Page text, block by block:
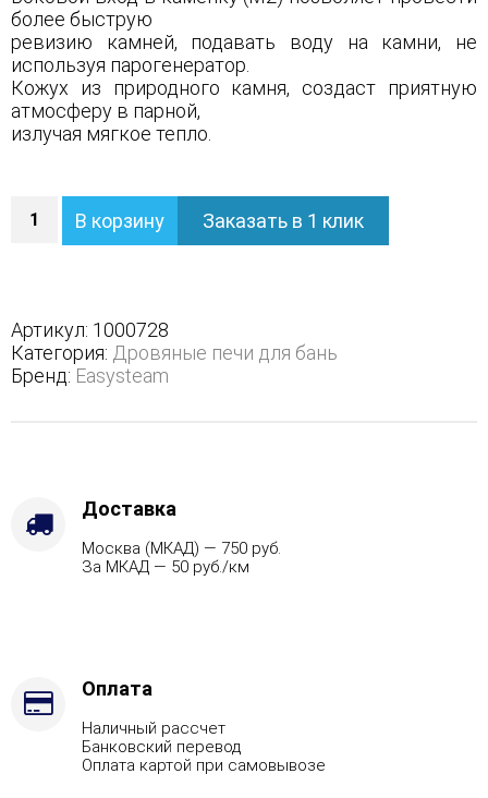
более быструю
ревизию камней, подавать воду на камни, не
используя парогенератор.
Кожух из природного камня, создаст приятную
атмосферу в парной,
излучая мягкое тепло.
Печь
Анапа
трехстороннем
кожухе
-
Защита
Варианты
кожуха
Пироксенит,
430,
Вид
топлива
В корзину Заказать в 1 клик
Артикул: 1000728
Категория: Дровяные печи для бань
Бренд: Easysteam
Доставка
Москва (МКАД) — 750 руб.
За МКАД — 50 руб./км
Оплата
Наличный рассчет
Банковский перевод
Оплата картой при самовывозе